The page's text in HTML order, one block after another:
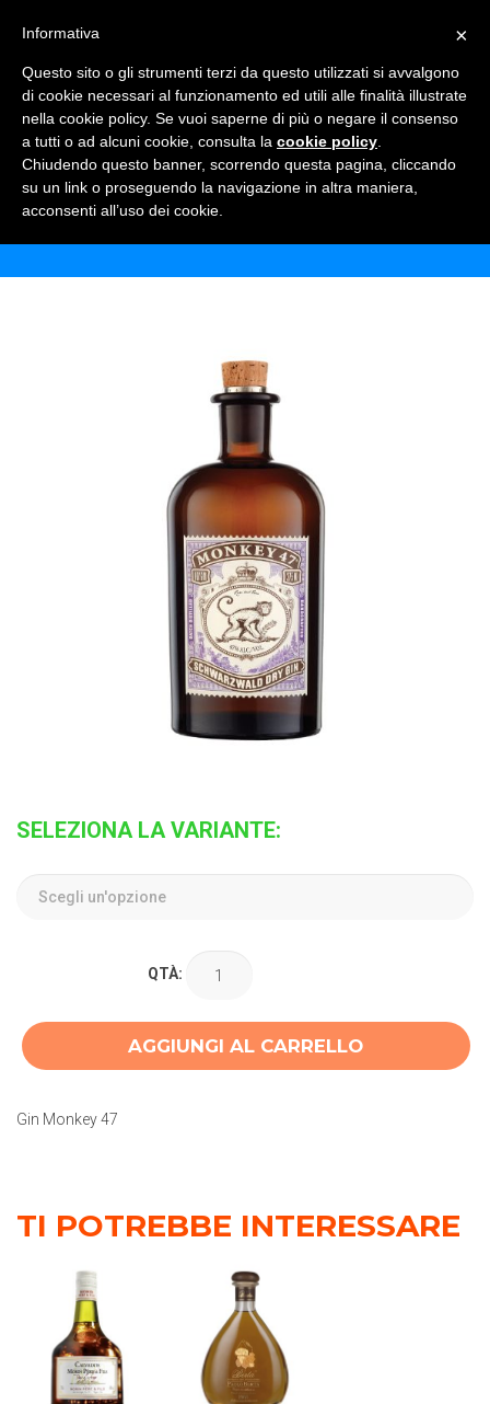
GIN MONKEY 47
Home Shop
SELEZIONA LA VARIANTE:
QTÀ:
AGGIUNGI AL CARRELLO
Gin Monkey 47
TI POTREBBE INTERESSARE
×
Informativa
Questo sito o gli strumenti terzi da questo utilizzati si avvalgono
di cookie necessari al funzionamento ed utili alle finalità illustrate
nella cookie policy. Se vuoi saperne di più o negare il consenso
a tutti o ad alcuni cookie, consulta la cookie policy
Chiudendo questo banner, scorrendo questa pagina, cliccando
su un link o proseguendo la navigazione in altra maniera,
acconsenti all’uso dei cookie.